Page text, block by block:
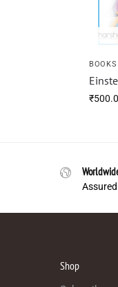
BOOKS
₹
Shop